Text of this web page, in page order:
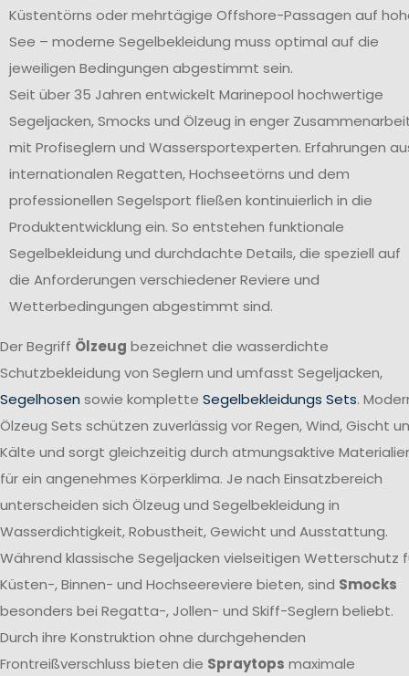
Küstentörns oder mehrtägige Offshore-Passagen auf
See – moderne Segelbekleidung muss optimal auf die
jeweiligen Bedingungen abgestimmt sein.
Seit über 35 Jahren entwickelt Marinepool hochwertige
Segeljacken, Smocks und Ölzeug in enger
mit Profiseglern und Wassersportexperten. Erfahrungen
internationalen Regatten, Hochseetörns und dem
professionellen Segelsport fließen kontinuierlich in die
Produktentwicklung ein. So entstehen funktionale
Segelbekleidung und durchdachte Details, die speziell auf
die Anforderungen verschiedener Reviere und
Wetterbedingungen abgestimmt sind.
Der Begriff Ölzeug bezeichnet die wasserdichte
Schutzbekleidung von Seglern und umfasst Segeljacken,
Segelhosen sowie komplette Segelbekleidungs Sets.
Ölzeug Sets schützen zuverlässig vor Regen, Wind, Gischt
Kälte und sorgt gleichzeitig durch atmungsaktive
für ein angenehmes Körperklima. Je nach Einsatzbereich
unterscheiden sich Ölzeug und Segelbekleidung in
Wasserdichtigkeit, Robustheit, Gewicht und Ausstattung.
Während klassische Segeljacken vielseitigen Wetterschutz
Küsten-, Binnen- und Hochseereviere bieten, sind Smocks
besonders bei Regatta-, Jollen- und Skiff-Seglern beliebt.
Durch ihre Konstruktion ohne durchgehenden
Frontreißverschluss bieten die Spraytops maximale